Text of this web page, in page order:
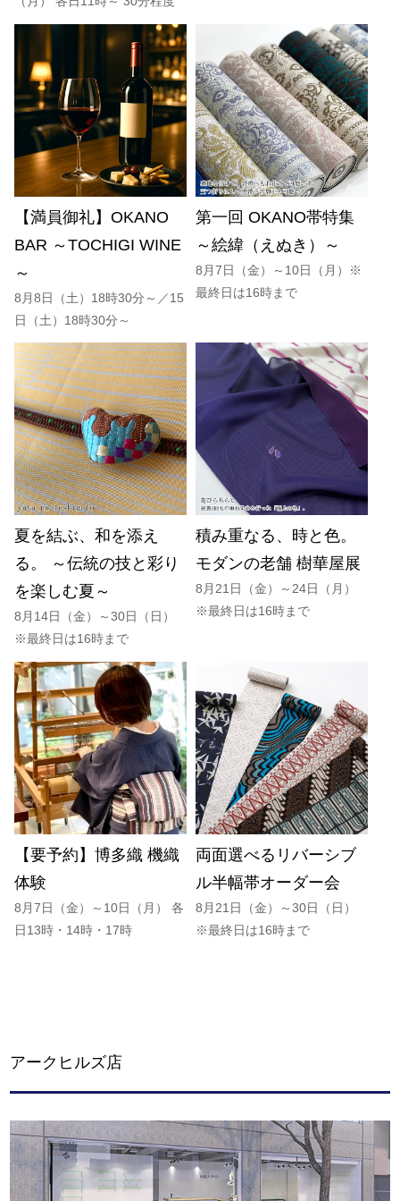
【満員御礼】OKANO
BAR ～TOCHIGI WINE
～
8月8日（土）18時30分～／15
日（土）18時30分～
第一回 OKANO帯特集
～絵緯（えぬき）～
8月7日（金）～10日（月）※
最終日は16時まで
夏を結ぶ、和を添え
る。 ～伝統の技と彩り
を楽しむ夏～
8月14日（金）～30日（日）
※最終日は16時まで
積み重なる、時と色。
モダンの老舗 樹華屋展
8月21日（金）～24日（月）
※最終日は16時まで
【要予約】博多織 機織
体験
8月7日（金）～10日（月） 各
日13時・14時・17時
両面選べるリバーシブ
ル半幅帯オーダー会
8月21日（金）～30日（日）
※最終日は16時まで
アークヒルズ店